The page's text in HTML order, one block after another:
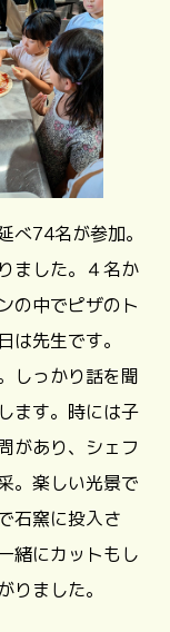
べ74名が参加。
ました。４名か
の中でピザのト
は先生です。
しっかり話を聞
ます。時には子
があり、シェフ
。楽しい光景で
石窯に投入さ
緒にカットもし
りました。